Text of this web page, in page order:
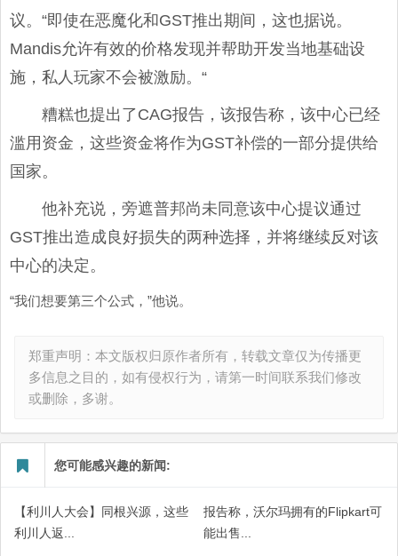
议。“即使在恶魔化和GST推出期间，这也据说。
Mandis允许有效的价格发现并帮助开发当地基础设
施，私人玩家不会被激励。“
糟糕也提出了CAG报告，该报告称，该中心已经
滥用资金，这些资金将作为GST补偿的一部分提供给
国家。
他补充说，旁遮普邦尚未同意该中心提议通过
GST推出造成良好损失的两种选择，并将继续反对该
中心的决定。
“我们想要第三个公式，”他说。
郑重声明：本文版权归原作者所有，转载文章仅为传播更
多信息之目的，如有侵权行为，请第一时间联系我们修改
或删除，多谢。
您可能感兴趣的新闻:
【利川人大会】同根兴源，这些
利川人返...
报告称，沃尔玛拥有的Flipkart可
能出售...